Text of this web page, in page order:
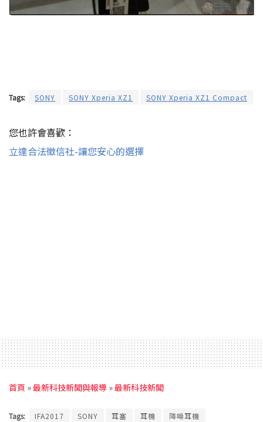
Tags: SONY SONY Xperia XZ1 SONY Xperia XZ1 Compact
您也許會喜歡：
立達合法徵信社-讓您安心的選擇
首頁 »最新科技新聞與報導 »最新科技新聞
Tags: IFA2017 SONY 耳塞 耳機 降噪耳機